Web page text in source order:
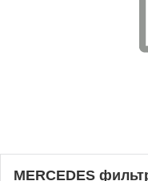
MERCEDES